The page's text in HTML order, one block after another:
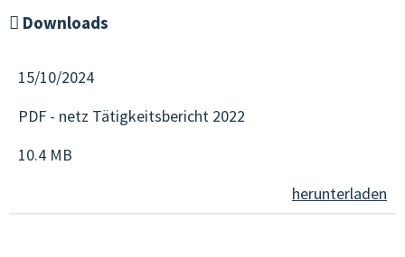
Downloads
15/10/2024
PDF - netz Tätigkeitsbericht 2022
10.4 MB
herunterladen